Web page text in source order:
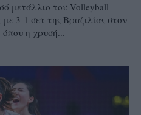
μετάλλιο του Volleyball
3-1 σετ της Βραζιλίας στον
όπου η χρυσή...